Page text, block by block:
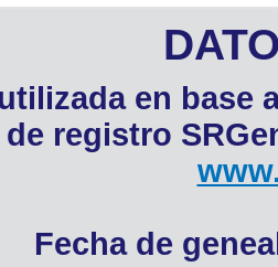
en base
registro
Fecha de